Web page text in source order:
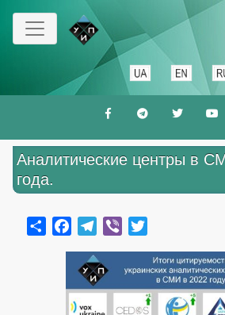
Перейти
основного
Аналитические центры в
года.
ShareFacebookTelegram
Viber